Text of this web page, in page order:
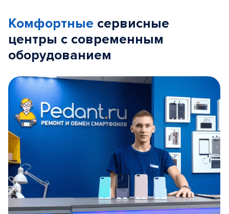
Комфортные сервисные
центры с современным
оборудованием